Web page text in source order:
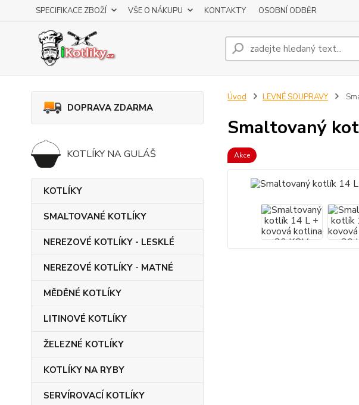
SPECIFIKACE ZBOŽÍ VŠE O NÁKUPU KONTAKTY OSOBNÍ ODBĚR
DOPRAVA ZDARMA
KOTLÍKY NA GULÁŠ
KOTLÍKY
SMALTOVANÉ KOTLÍKY
NEREZOVÉ KOTLÍKY - LESKLÉ
NEREZOVÉ KOTLÍKY - MATNÉ
MĚDĚNÉ KOTLÍKY
LITINOVÉ KOTLÍKY
ŽELEZNÉ KOTLÍKY
KOTLÍKY NA RYBY
SERVÍROVACÍ KOTLÍKY
Úvod LEVNÉ SOUPRAVY
Smaltovaný
Akce